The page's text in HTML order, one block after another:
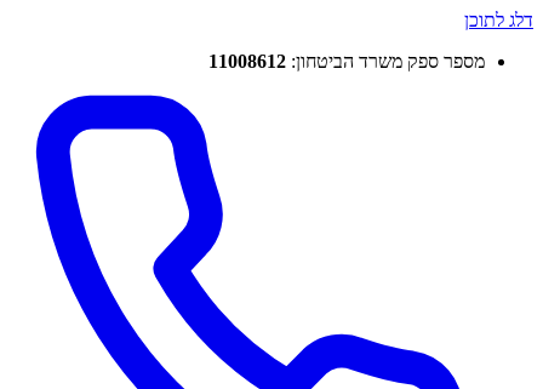
דלג לתוכן
מספר ספק משרד הביטחון: 11008612